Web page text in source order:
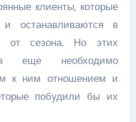
клиенты, которые
останавливаются в
от сезона. Но этих
еще необходимо
к ним отношением и
побудили бы их